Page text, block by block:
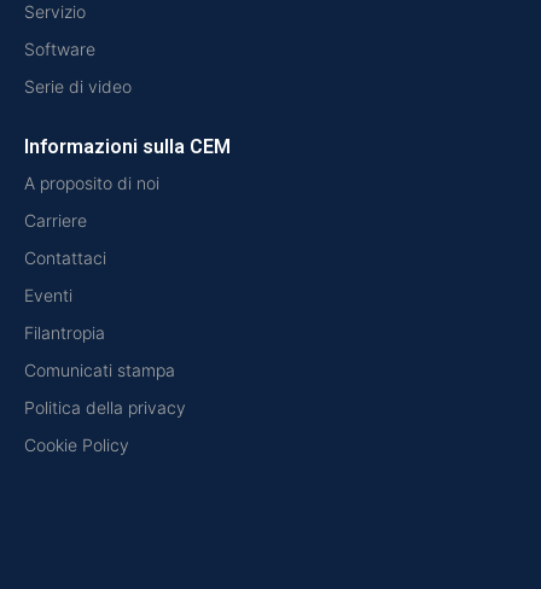
Servizio
Software
Serie di video
Informazioni sulla CEM
A proposito di noi
Carriere
Contattaci
Eventi
Filantropia
Comunicati stampa
Politica della privacy
Cookie Policy